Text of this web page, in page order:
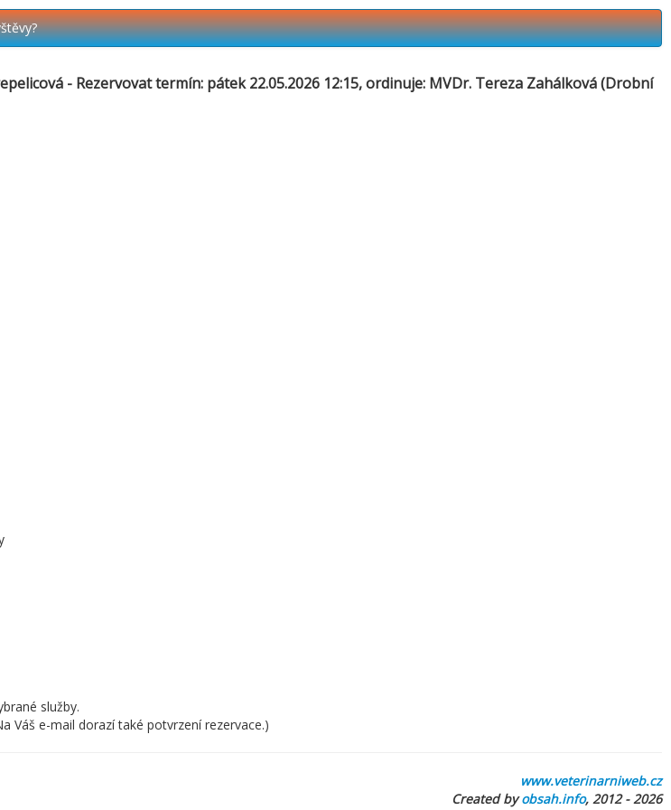
- Rezervovat termín: pátek 22.05.2026 12:15, ordinuje: MVDr. Tereza Zahálková(Drobní
služby.
Váš e-mail dorazí také potvrzení rezervace.)
www.veterinarniweb.cz
Created byobsah.info, 2012 - 2026